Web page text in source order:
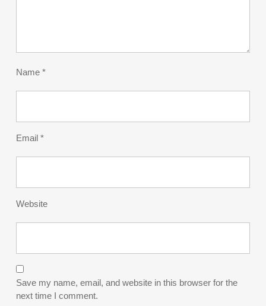
Name *
Email *
Website
Save my name, email, and website in this browser for the
next time I comment.